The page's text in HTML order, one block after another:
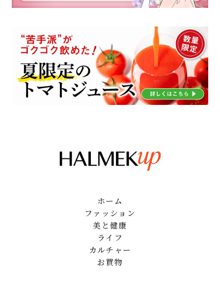
ホーム
ファッション
美と健康
ライフ
カルチャー
お買物